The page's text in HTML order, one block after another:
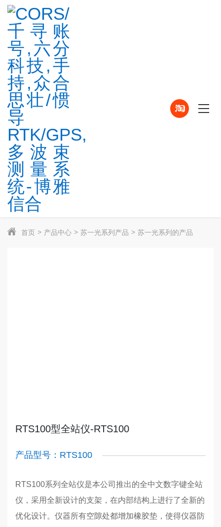
首页 产品中心 苏一光系列产品 苏一光系列的产品
RTS100型全站仪-RTS100
产品型号：RTS100
RTS100系列全站仪是本公司推出的全中文数字键全站
仪，采用全新设计的支架，在内部结构上进行了全新的
优化设计。仪器所有空隙处都增加橡胶垫，使得仪器防